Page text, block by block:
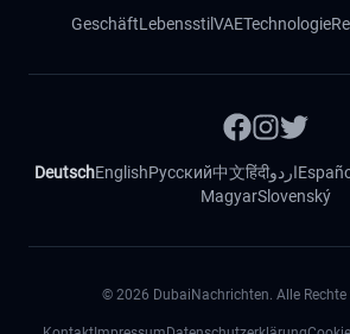
GeschäftLebensstilVAETechnologie
DeutschEnglishРусский中文हिंदीاردو
MagyarSlovenský
© 2026 DubaiNachrichten. Alle